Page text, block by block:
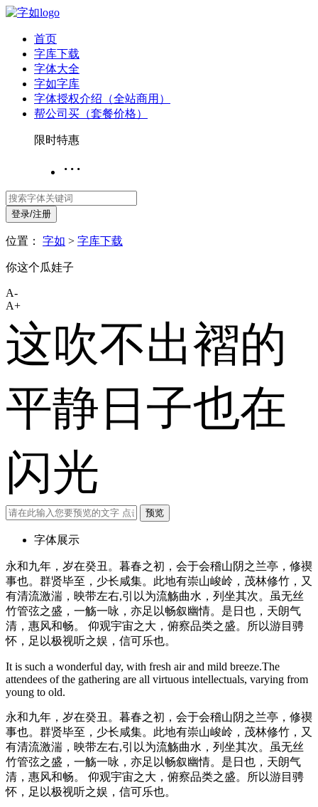
首页
字库下载
字体大全
字如字库
字体授权介绍（全站商用）
帮公司买（套餐价格）
限时特惠
···
登录/注册
位置： 字如 > 字库下载
你这个瓜娃子
A-
A+
这吹不出褶的
平静日子也在
闪光
预览
字体展示
永和九年，岁在癸丑。暮春之初，会于会稽山阴之兰亭，修禊
事也。群贤毕至，少长咸集。此地有崇山峻岭，茂林修竹，又
有清流激湍，映带左右,引以为流觞曲水，列坐其次。虽无丝
竹管弦之盛，一觞一咏，亦足以畅叙幽情。是日也，天朗气
清，惠风和畅。 仰观宇宙之大，俯察品类之盛。所以游目骋
怀，足以极视听之娱，信可乐也。
It is such a wonderful day, with fresh air and mild breeze.The
attendees of the gathering are all virtuous intellectuals, varying from
young to old.
永和九年，岁在癸丑。暮春之初，会于会稽山阴之兰亭，修禊
事也。群贤毕至，少长咸集。此地有崇山峻岭，茂林修竹，又
有清流激湍，映带左右,引以为流觞曲水，列坐其次。虽无丝
竹管弦之盛，一觞一咏，亦足以畅叙幽情。是日也，天朗气
清，惠风和畅。 仰观宇宙之大，俯察品类之盛。所以游目骋
怀，足以极视听之娱，信可乐也。